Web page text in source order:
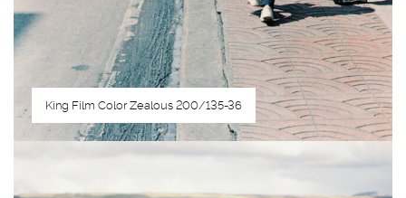
King Film Color Zealous 200/135-36